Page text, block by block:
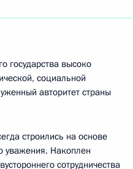
государства высоко
социальной
авторитет страны
строились на основе
уважения. Накоплен
сотрудничества